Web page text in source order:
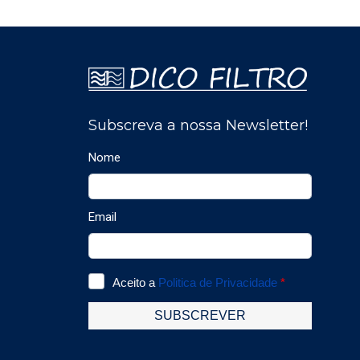
novos produtos que serão lançados em 2025.
Politicas comerciais de futuro Casos práticos
visita guiada a Tenerife e vulção de Teide. A
distribuidor exclusivo para Portugal da CS-
melhor distribuidor 2024.Na gala dos prémios
decorreu durante a reunião de distribuidores
promovida pela CS-Instruments em Tenerife
(Espanha) e coube ao nosso administrador